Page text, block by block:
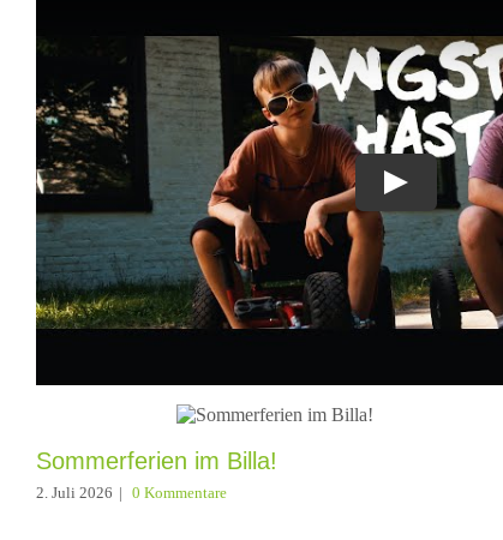
19. Dezember 2024 0 Kommentare
Teile diese Idee auf deiner Plattform
Sommerferien im Billa!
2. Juli 2026 | 0 Kommentare